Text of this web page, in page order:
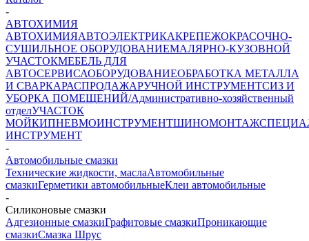
-
АВТОХИМИЯ
АВТОХИМИЯАВТОЭЛЕКТРИКАКРЕПЕЖОКРАСОЧНО-
СУШИЛЬНОЕ ОБОРУДОВАНИЕМАЛЯРНО-КУЗОВНОЙ
УЧАСТОКМЕБЕЛЬ ДЛЯ
АВТОСЕРВИСАОБОРУДОВАНИЕОБРАБОТКА МЕТАЛЛА
И СВАРКАРАСПРОДАЖАРУЧНОЙ ИНСТРУМЕНТСИЗ И
УБОРКА ПОМЕЩЕНИЙ/Административно-хозяйственный
отделУЧАСТОК
МОЙКИПНЕВМОИНСТРУМЕНТШИНОМОНТАЖ
ИНСТРУМЕНТ
-
Автомобильные смазки
Технические жидкости, маслаАвтомобильные
смазкиГерметики автомобильныеКлеи автомобильные
-
Силиконовые смазки
Адгезионные смазкиГрафитовые смазкиПроникающие
смазкиСмазка Шрус